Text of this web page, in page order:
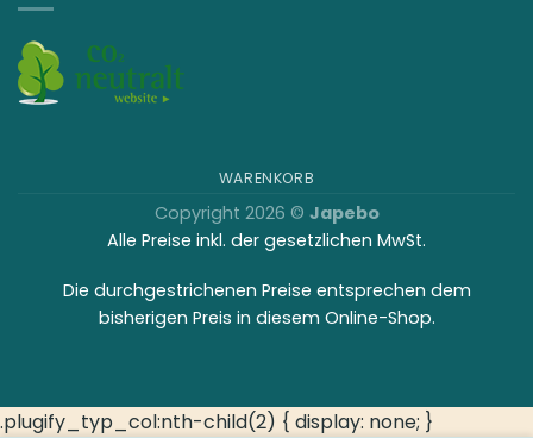
WARENKORB
Copyright 2026 © Japebo
Alle Preise inkl. der gesetzlichen MwSt.
Die durchgestrichenen Preise entsprechen dem
bisherigen Preis in diesem Online-Shop.
.plugify_typ_col:nth-child(2) { display: none; }